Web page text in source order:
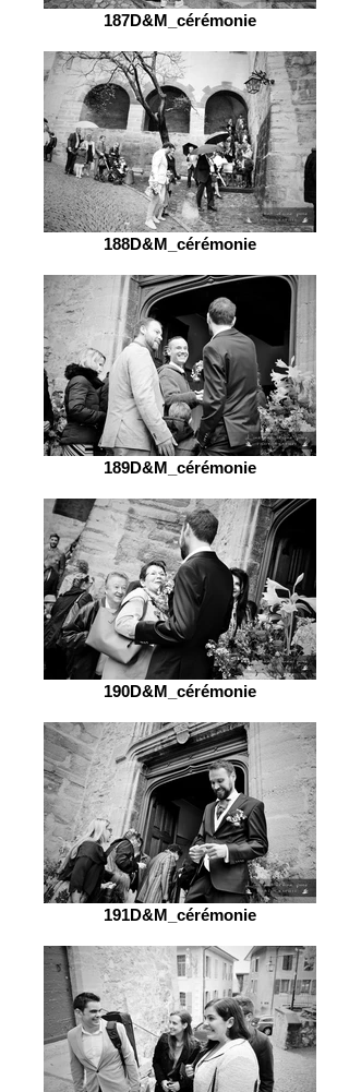
187D&M_cérémonie
188D&M_cérémonie
189D&M_cérémonie
190D&M_cérémonie
191D&M_cérémonie